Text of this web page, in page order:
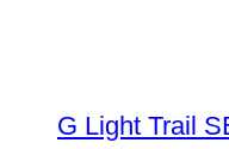
G Light Trail